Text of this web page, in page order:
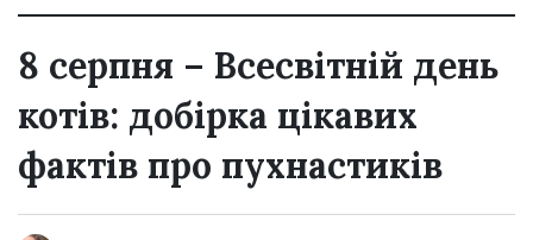
8 серпня – Всесвітній день
котів: добірка цікавих
фактів про пухнастиків